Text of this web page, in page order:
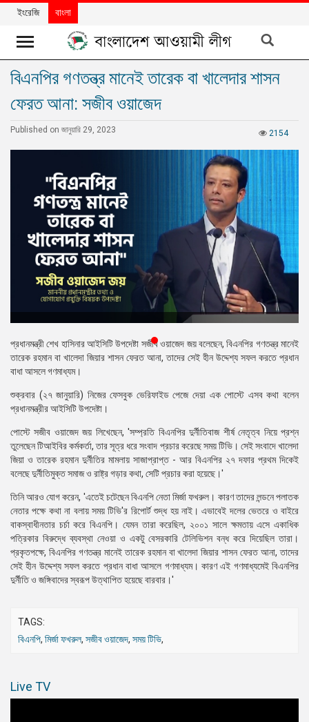
খবর
দলের
বিশেষ
প্রতিবেদন
উন্নয়নের
নিউজলেটার
প্রেস
রিলিজ
প্রকাশনা
গ্যালারি
জামায়াত
সহিংসতা
সংগঠন
নির্বাচনী
ইশতেহার
ইংরেজি বাংলা
বিএনপির গণতন্ত্র মানেই তারেক বা খালেদার শাসন
ফেরত আনা: সজীব ওয়াজেদ
2154
Published on জানুয়ারি 29, 2023
প্রধানমন্ত্রী শেখ হাসিনার আইসিটি উপদেষ্টা সজীব ওয়াজেদ জয় বলেছেন, বিএনপির গণতন্ত্র মানেই
তারেক রহমান বা খালেদা জিয়ার শাসন ফেরত আনা, তাদের সেই হীন উদ্দেশ্য সফল করতে প্রধান
বাধা আসলে গণমাধ্যম।
শুক্রবার (২৭ জানুয়ারি) নিজের ফেসবুক ভেরিফাইড পেজে দেয়া এক পোস্টে এসব কথা বলেন
প্রধানমন্ত্রীর আইসিটি উপদেষ্টা।
পোস্টে সজীব ওয়াজেদ জয় লিখেছেন, 'সম্প্রতি বিএনপির দুর্নীতিবাজ শীর্ষ নেতৃত্ব নিয়ে প্রশ্ন
তুলেছেন টিআইবির কর্মকর্তা, তার সূত্র ধরে সংবাদ প্রচার করেছে সময় টিভি। সেই সংবাদে খালেদা
জিয়া ও তারেক রহমান দুর্নীতির মামলায় সাজাপ্রাপ্ত - আর বিএনপির ২৭ দফার প্রথম দিকেই
বলেছে দুর্নীতিমুক্ত সমাজ ও রাষ্ট্র গড়ার কথা, সেটি প্রচার করা হয়েছে।'
তিনি আরও যোগ করেন, 'এতেই চটেছেন বিএনপি নেতা মির্জা ফখরুল। কারণ তাদের লন্ডনে পলাতক
নেতার পক্ষে কথা না বলায় সময় টিভি'র রিপোর্ট শুদ্ধ হয় নাই। এভাবেই দলের ভেতরে ও বাইরে
বাকস্বাধীনতার চর্চা করে বিএনপি। যেমন তারা করেছিল, ২০০১ সালে ক্ষমতায় এসে একাধিক
পত্রিকার বিরুদ্ধে ব্যবস্থা নেওয়া ও একটু বেসরকারি টেলিভিশন বন্ধ করে দিয়েছিল তারা।
প্রকৃতপক্ষে, বিএনপির গণতন্ত্র মানেই তারেক রহমান বা খালেদা জিয়ার শাসন ফেরত আনা, তাদের
সেই হীন উদ্দেশ্য সফল করতে প্রধান বাধা আসলে গণমাধ্যম। কারণ এই গণমাধ্যমেই বিএনপির
দুর্নীতি ও জঙ্গিবাদের স্বরূপ উত্থাপিত হয়েছে বারবার।'
TAGS:
বিএনপি, মির্জা ফখরুল, সজীব ওয়াজেদ, সময় টিভি,
Live TV